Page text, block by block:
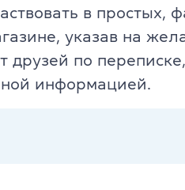
в простых,
указав на
по
информацией.